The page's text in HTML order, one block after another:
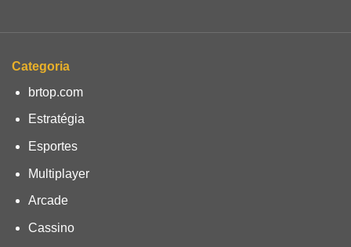
Categoria
brtop.com
Estratégia
Esportes
Multiplayer
Arcade
Cassino